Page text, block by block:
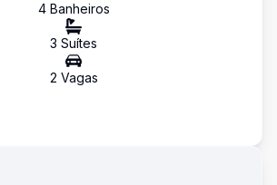
4Banheiros
3 Suítes
2 Vagas